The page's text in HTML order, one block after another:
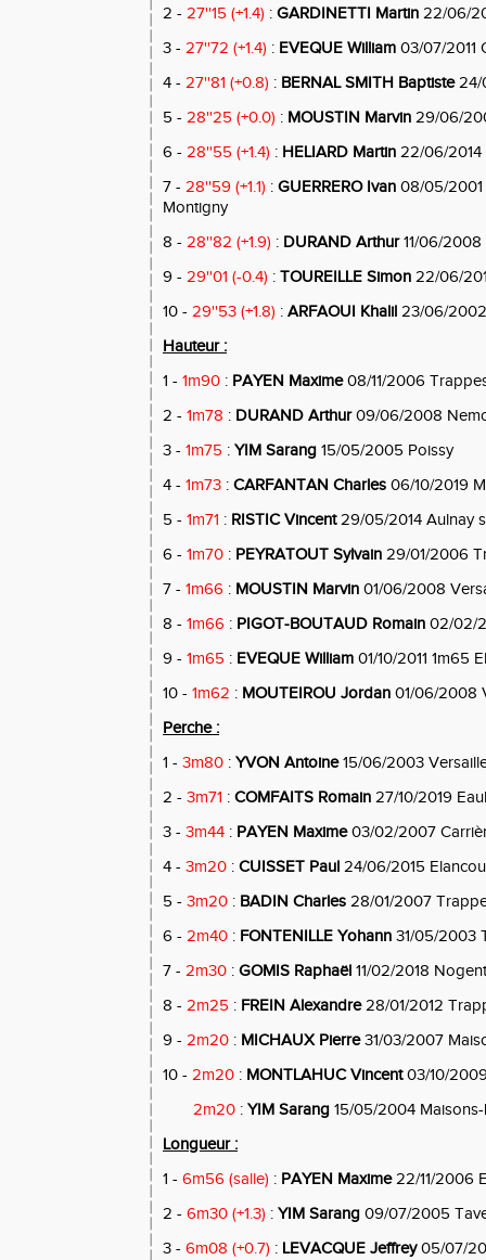
2 - 27''15 (+1.4) : GARDINETTI Martin 22/06/
3 - 27''72 (+1.4) : EVEQUE William 03/07/2011
4 - 27''81 (+0.8) : BERNAL SMITH Baptiste24/
5 - 28''25 (+0.0) : MOUSTIN Marvin 29/06/
6 - 28''55 (+1.4) : HELIARD Martin 22/06/2014
7 - 28''59 (+1.1) : GUERRERO Ivan 08/05/2001
Montigny
8 - 28''82 (+1.9) : DURAND Arthur11/06/2008
9 - 29''01 (-0.4) : TOUREILLE Simon 22/06/
10 - 29''53 (+1.8) : ARFAOUI Khalil 23/06/
Hauteur :
1 - 1m90 : PAYEN Maxime08/11/2006
2 - 1m78 : DURAND Arthur09/06/2008
3 - 1m75 : YIM Sarang 15/05/2005 Poissy
4 - 1m73 : CARFANTAN Charles 06/10/2019
5 - 1m71 : RISTIC Vincent29/05/2014 Aulnay
6 - 1m70 : PEYRATOUT Sylvain 29/01/2006
7 - 1m66 : MOUSTIN Marvin 01/06/2008
8 - 1m66 : PIGOT-BOUTAUD Romain 02/02/
9 - 1m65 : EVEQUE William 01/10/2011 1m65
10 - 1m62 : MOUTEIROU Jordan 01/06/2008
Perche :
1 - 3m80 : YVON Antoine15/06/2003
2 - 3m71 : COMFAITS Romain 27/10/2019
3 - 3m44 : PAYEN Maxime03/02/2007
4 - 3m20 : CUISSET Paul 24/06/2015
5 - 3m20 : BADIN Charles 28/01/2007
6 - 2m40 : FONTENILLE Yohann 31/05/2003
7 - 2m30 : GOMIS Raphaël 11/02/2018
8 - 2m25 : FREIN Alexandre28/01/2012
9 - 2m20 : MICHAUX Pierre31/03/2007
10 - 2m20 : MONTLAHUC Vincent03/10/
2m20 : YIM Sarang 15/05/2004
Longueur :
1 - 6m56 (salle) : PAYEN Maxime22/11/2006
2 - 6m30 (+1.3) : YIM Sarang 09/07/2005
3 - 6m08 (+0.7) : LEVACQUE Jeffrey05/07/